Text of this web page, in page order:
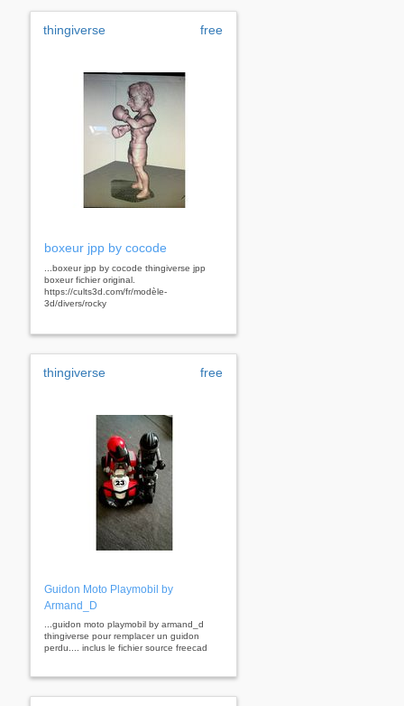
thingiverse free
boxeur jpp by cocode
...boxeur jpp by cocode thingiverse jpp
boxeur fichier original.
https://cults3d.com/fr/modèle-
3d/divers/rocky
thingiverse free
Guidon Moto Playmobil by
Armand_D
...guidon moto playmobil by armand_d
thingiverse pour remplacer un guidon
perdu.... inclus le fichier source freecad